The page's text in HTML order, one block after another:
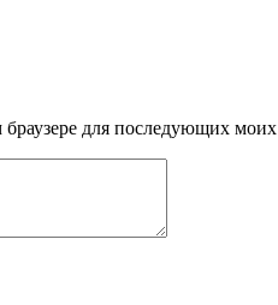
для последующих